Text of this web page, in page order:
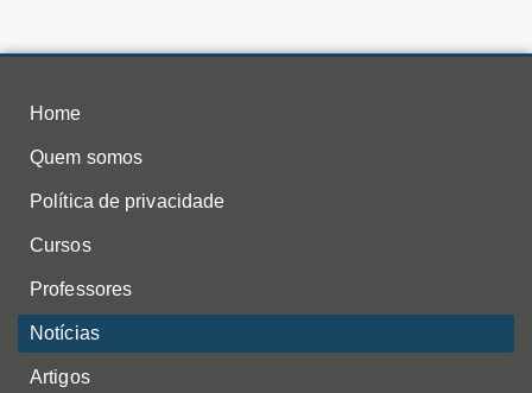
Home
Quem somos
Política de privacidade
Cursos
Professores
Notícias
Artigos